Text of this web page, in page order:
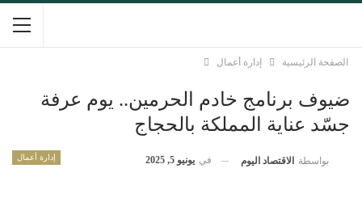
الصفحة الرئيسية إدارة أعمال
ضيوف برنامج خادم الحرمين.. يوم عرفة
جسّد عناية المملكة بالحجاج
إدارة أعمال بواسطة الاقتصاد اليوم في يونيو 5, 2025